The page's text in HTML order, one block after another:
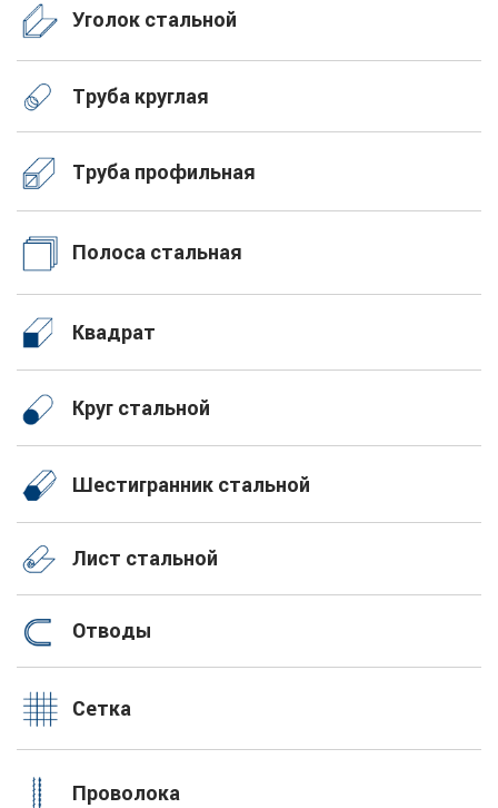
Уголок стальной
Труба круглая
Труба профильная
Полоса стальная
Квадрат
Круг стальной
Шестигранник стальной
Лист стальной
Отводы
Сетка
Проволока